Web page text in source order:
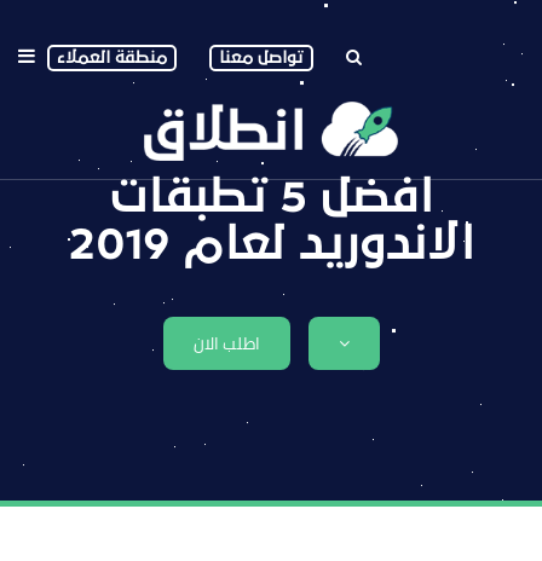
تواصل معنا منطقة العملاء
افضل 5 تطبقات
الاندوريد لعام 2019
اطلب الان